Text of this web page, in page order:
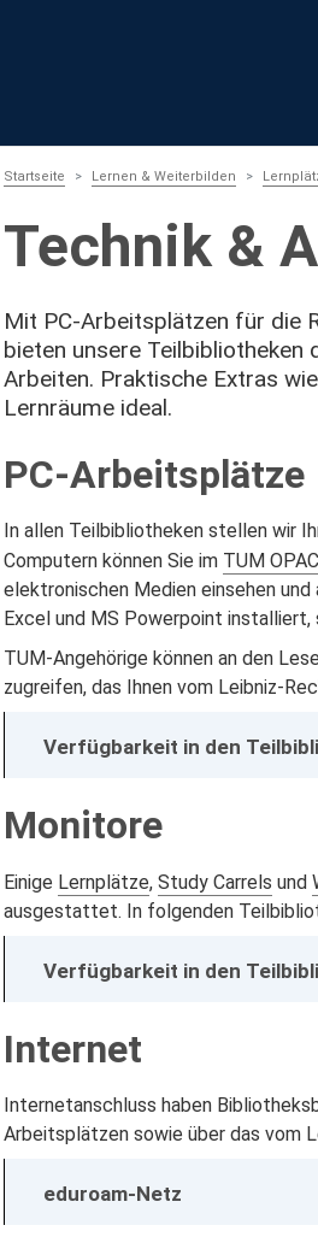
Startseite Lernen & Weiterbilden
Technik &
Mit PC‑Arbeitsplätzen für die
bieten unsere
Arbeiten. Praktische Extras
Lernräume ideal.
PC-Arbeitsplätze
In allen Teilbibliotheken stellen wir
Computern können Sie im TUM OPAC
elektronischen Medien einsehen
Excel und MS Powerpoint installiert,
TUM-Angehörige können an den
zugreifen, das Ihnen vom Leibniz-
Verfügbarkeit in den
Monitore
Einige Lernplätze, Study Carrels und
ausgestattet. In folgenden
Verfügbarkeit in den
Internet
Internetanschluss haben
Arbeitsplätzen sowie über das vom
eduroam-Netz